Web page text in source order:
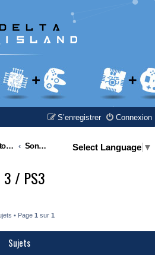
Connexion
S’enregistrer
Tutoriel / Modding / Hack & Info Sony - Playstation 3 / PS3 Select Language ▼
3 / PS3
• Page 1 sur 1
Sujets